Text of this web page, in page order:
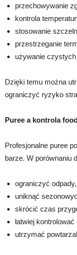
przechowywanie
kontrola
stosowanie
przestrzeganie
używanie
Dzięki temu można
ograniczyć ryzyko
Puree a kontrola
Profesjonalne puree
barze. W porównaniu
ograniczyć odpady,
uniknąć
skrócić czas
łatwiej
utrzymać